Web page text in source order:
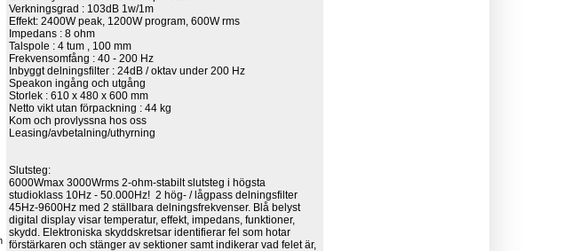
Verkningsgrad : 103dB 1w/1m
Effekt: 2400W peak, 1200W program, 600W rms
Impedans : 8 ohm
Talspole : 4 tum , 100 mm
Frekvensomfång : 40 - 200 Hz
Inbyggt delningsfilter : 24dB / oktav under 200 Hz
Speakon ingång och utgång
Storlek : 610 x 480 x 600 mm
Netto vikt utan förpackning : 44 kg
Kom och provlyssna hos oss
Leasing/avbetalning/uthyrning
Slutsteg:
6000Wmax 3000Wrms 2-ohm-stabilt slutsteg i högsta
studioklass 10Hz - 50.000Hz! 2 hög- / lågpass delningsfilter
45Hz-9600Hz med 2 ställbara delningsfrekvenser. Blå belyst
digital display visar temperatur, effekt, impedans, funktioner,
skydd. Elektroniska skyddskretsar identifierar fel som hotar
förstärkaren och stänger av sektioner samt indikerar vad felet är,